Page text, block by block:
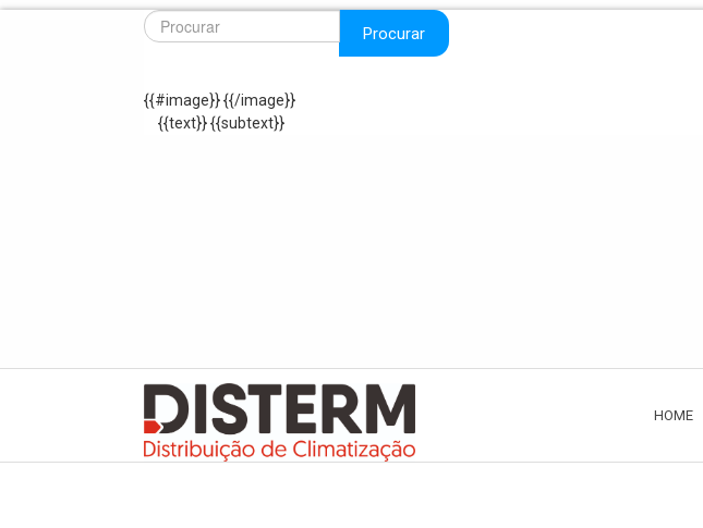
Procurar
{{#image}}{{/image}}
{{text}} {{subtext}}
HOME